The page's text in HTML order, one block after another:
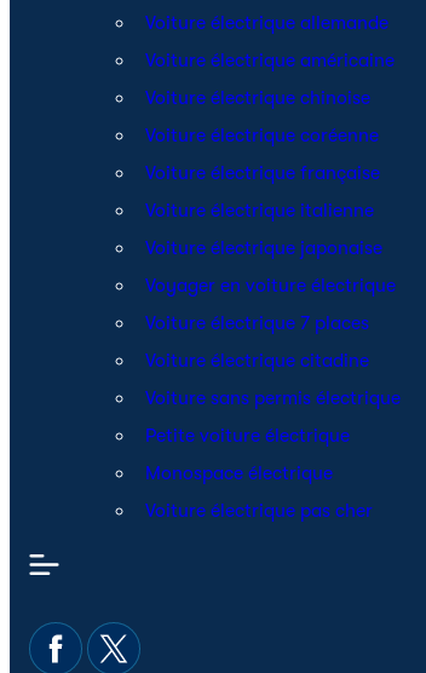
Voiture électrique allemande
Voiture électrique américaine
Voiture électrique chinoise
Voiture électrique coréenne
Voiture électrique française
Voiture électrique italienne
Voiture électrique japonaise
Voyager en voiture électrique
Voiture électrique 7 places
Voiture électrique citadine
Voiture sans permis électrique
Petite voiture électrique
Monospace électrique
Voiture électrique pas cher